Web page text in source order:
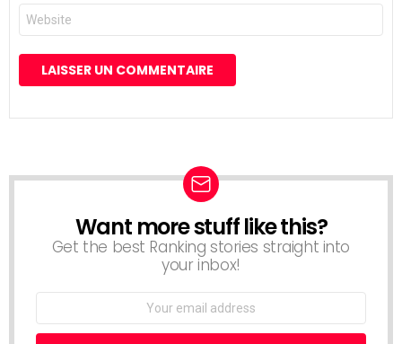
Site
web
NEWSLETTER
Want more stuff like this?
Get the best Ranking stories straight into
your inbox!
Email